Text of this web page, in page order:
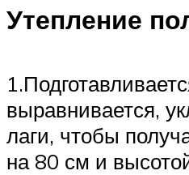
Утепление
выравнивается,
лаги, чтобы
на 80 см и